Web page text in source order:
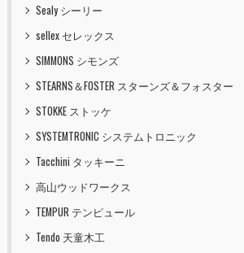
Sealy シーリー
sellex セレックス
SIMMONS シモンズ
STEARNS＆FOSTER スターンズ＆フォスター
STOKKE ストッケ
SYSTEMTRONIC システムトロニック
Tacchini タッキーニ
高山ウッドワークス
TEMPUR テンピュール
Tendo 天童木工